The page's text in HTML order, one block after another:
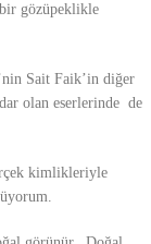
bir gözüpeklikle
Sait Faik’in diğer
olan eserlerinde de
kimlikleriyle